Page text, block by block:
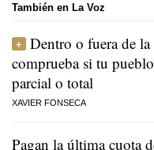
También en La Voz
Dentro o fuera de la
comprueba si tu
parcial o total
XAVIER FONSECA
Pagan la última cuota